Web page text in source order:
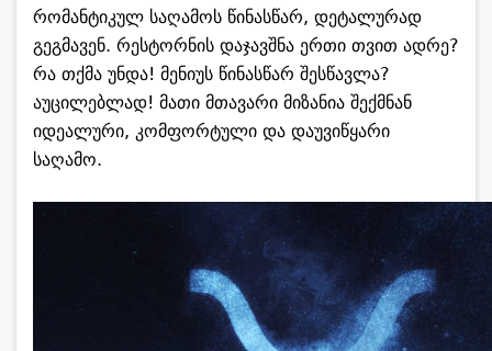
რომანტიკულ საღამოს წინასწარ, დეტალურად
გეგმავენ. რესტორნის დაჯავშნა ერთი თვით ადრე?
რა თქმა უნდა! მენიუს წინასწარ შესწავლა?
აუცილებლად! მათი მთავარი მიზანია შექმნან
იდეალური, კომფორტული და დაუვიწყარი
საღამო.